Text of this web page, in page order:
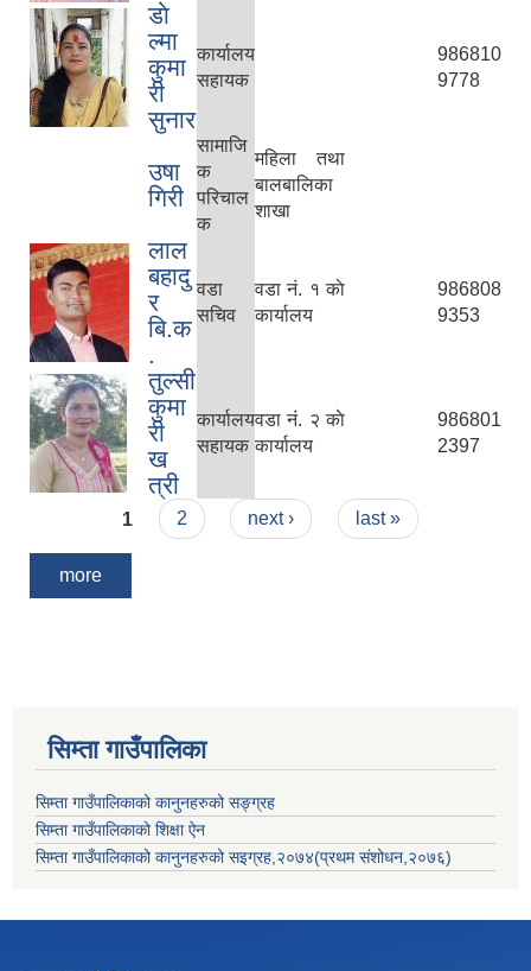
डाे
ल्मा
कुमा
री
सुनार
कार्यालय
सहायक
986810
9778
उषा
गिरी
सामाजि
क
परिचाल
क
महिला तथा
बालबालिका
शाखा
लाल
बहादु
र
बि‍.क
.
वडा
सचिव
वडा नं. १ काे
कार्यालय
986808
9353
तुल्सी
कुमा
री
ख
त्री
कार्यालय
सहायक
वडा नं. २ काे
कार्यालय
986801
2397
Pages
1 2 next › last »
more
सिम्ता गाउँपालिका
सिम्ता गाउँपालिकाको कानुनहरुको सङ्ग्रह
सिम्ता गाउँपालिकाको शिक्षा ऐन
सिम्ता गाउँपालिकाको कानुनहरुको सइग्रह,२०७४(प्रथम संशोधन,२०७६)